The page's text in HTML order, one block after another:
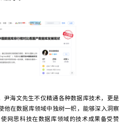
尹海文先生不仅精通各种数据库技术，更是
他在数据库领域中独树一帜，能够深入洞察
网思科技在数据库领域的技术成果备受赞